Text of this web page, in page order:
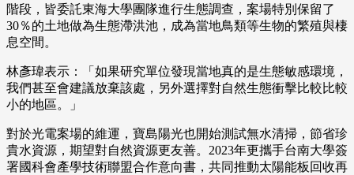
階段，皆委託東海大學團隊進行生態調查，案場特別保留了
30％的土地做為生態滯洪池，成為當地鳥類等生物的繁殖與棲
息空間。
林彥瑋表示：「如果研究單位發現當地真的是生態敏感環境，
我們甚至會建議放棄該處，另外選擇對自然生態衝擊比較比較
小的地區。」
對於光電案場的維運，寶島陽光也開始測試無水清掃，節省珍
貴水資源，期望對自然資源更友善。2023年更攜手台南大學簽
署國科會產學技術聯盟合作意向書，共同推動太陽能板回收再